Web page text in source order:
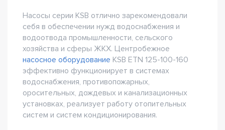
Насосы серии KSB отлично зарекомендовали
себя в обеспечении нужд водоснабжения и
водоотвода промышленности, сельского
хозяйства и сферы ЖКХ. Центробежное
насосное оборудование KSB ETN 125-100-160
эффективно функционирует в системах
водоснабжения, противопожарных,
оросительных, дождевых и канализационных
установках, реализует работу отопительных
систем и систем кондиционирования.